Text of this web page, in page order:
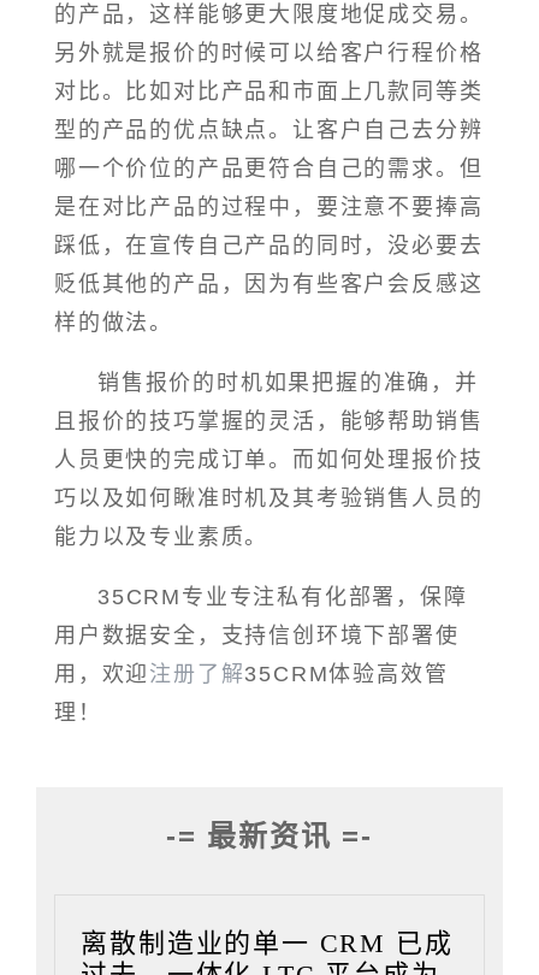
的产品，这样能够更大限度地促成交易。
另外就是报价的时候可以给客户行程价格
对比。比如对比产品和市面上几款同等类
型的产品的优点缺点。让客户自己去分辨
哪一个价位的产品更符合自己的需求。但
是在对比产品的过程中，要注意不要捧高
踩低，在宣传自己产品的同时，没必要去
贬低其他的产品，因为有些客户会反感这
样的做法。
销售报价的时机如果把握的准确，并
且报价的技巧掌握的灵活，能够帮助销售
人员更快的完成订单。而如何处理报价技
巧以及如何瞅准时机及其考验销售人员的
能力以及专业素质。
35CRM专业专注私有化部署，保障
用户数据安全，支持信创环境下部署使
用，欢迎 注册了解35CRM体验高效管
理！
-= 最新资讯 =-
离散制造业的单一 CRM 已成